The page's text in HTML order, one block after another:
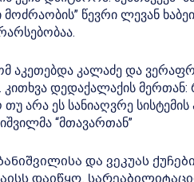
წევრი ლევან
აკეთებდა კალაძე და
კითხვა დედაქალაქის
თუ არა ეს სანიაღვრე
“მთავართან”
და ვეკუას